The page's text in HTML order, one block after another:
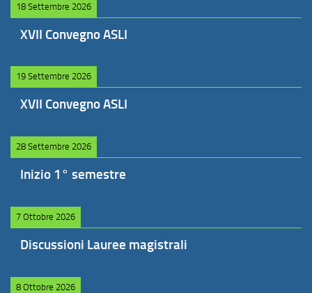
18 Settembre 2026
XVII Convegno ASLI
19 Settembre 2026
XVII Convegno ASLI
28 Settembre 2026
Inizio 1° semestre
7 Ottobre 2026
Discussioni Lauree magistrali
8 Ottobre 2026